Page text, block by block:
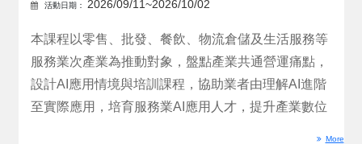
活動日期： 2026/09/11~2026/10/02
本課程以零售、批發、餐飲、物流倉儲及生活服務等
服務業次產業為推動對象，盤點產業共通營運痛點，
設計AI應用情境與培訓課程，協助業者由理解AI進階
至實際應用，培育服務業AI應用人才，提升產業數位
More